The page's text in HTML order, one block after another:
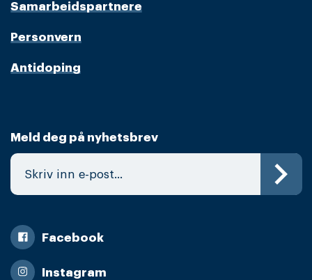
Samarbeidspartnere
Personvern
Antidoping
Meld deg på nyhetsbrev
Facebook
Instagram